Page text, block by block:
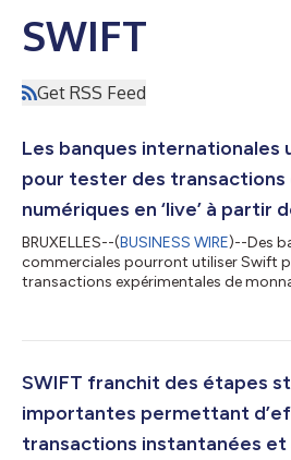
SWIFT
Get RSS Feed
Les banques
pour tester des
numériques en ‘live’ à partir
BRUXELLES--(BUSINESS WIRE)--Des
commerciales pourront utiliser Swift
transactions expérimentales de
faciliter la circulation de toutes sortes
territoires. Swift a déjà démontré avec
transférer des valeurs tokenisées sur...
SWIFT franchit des étapes
importantes permettant
transactions instantanées et